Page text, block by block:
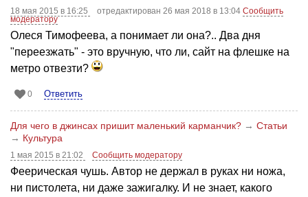
18 мая 2015 в 16:25 отредактирован 26 мая 2018 в 13:04 Сообщить
модератору
Олеся Тимофеева, а понимает ли она?.. Два дня
"переезжать" - это вручную, что ли, сайт на флешке на
метро отвезти?
0 Ответить
Для чего в джинсах пришит маленький карманчик? → Статьи
→ Культура
1 мая 2015 в 21:02 Сообщить модератору
Феерическая чушь. Автор не держал в руках ни ножа,
ни пистолета, ни даже зажигалку. И не знает, какого